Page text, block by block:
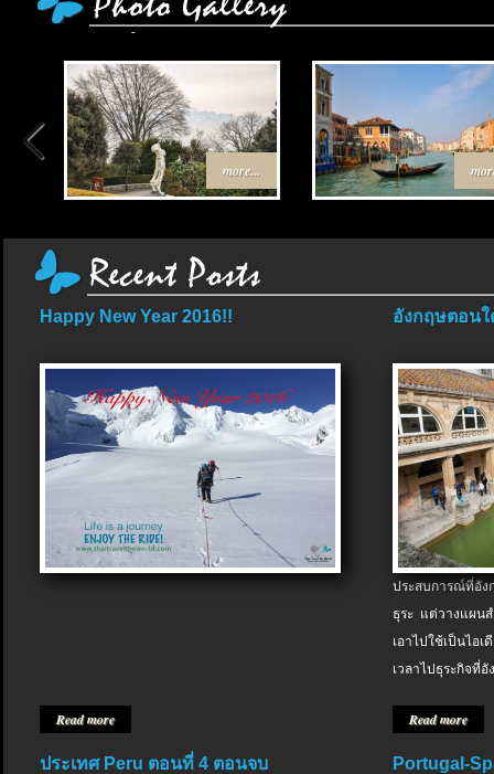
more...
Happy New Year 2016!!
Read more
อังกฤษตอนใ
ประสบการณ์ที่อัง
ธุระ แต่วางแผน
เอาไปใช้เป็นไอ
เวลาไปธุระกิจที่อั
Read more
ประเทศ Peru ตอนที่ 4 ตอนจบ
Portugal-